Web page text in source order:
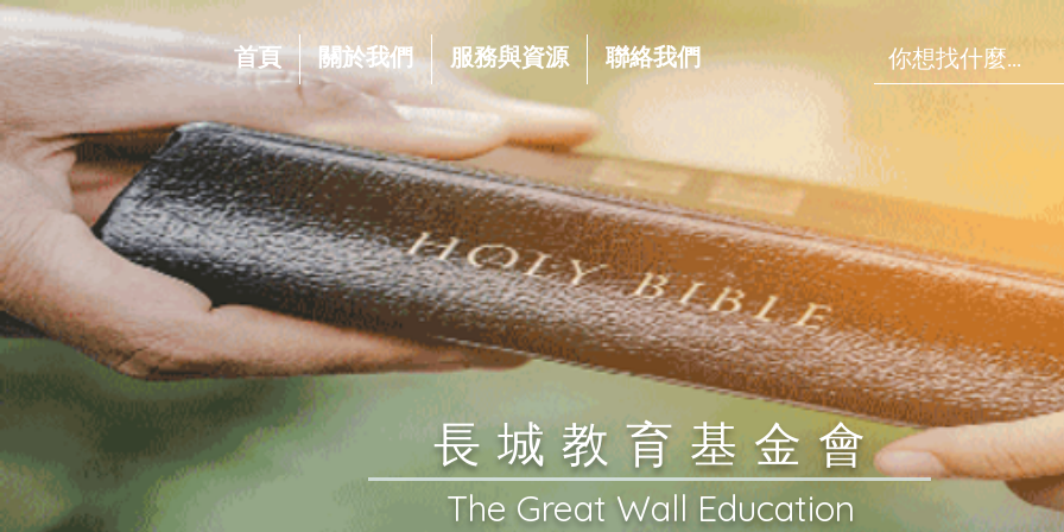
首頁 關於我們 服務與資源 聯絡我們
​長城教育基金會
​The Great Wall Education